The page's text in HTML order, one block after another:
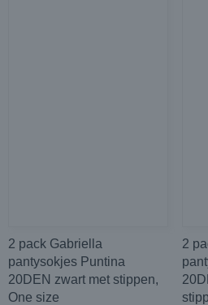
2 pack Gabriella
pantysokjes Puntina
20DEN zwart met stippen,
One size
2